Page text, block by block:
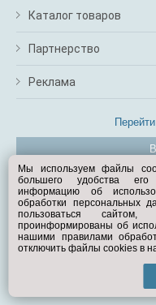
Каталог товаров
Партнерство
Реклама
©
Мы используем файлы
большего удобства
информацию об
обработки персональных
пользоваться
проинформированы об
нашими правилами
отключить файлы cookies в